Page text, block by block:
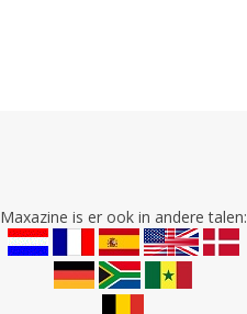
Maxazine is er ook in andere talen: